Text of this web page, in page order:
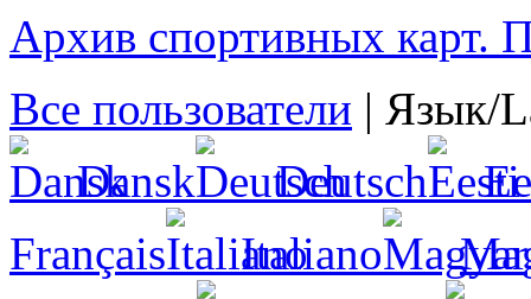
Архив спортивных карт.
Все пользователи | Язык/
Dansk
Deutsch
Français
Italiano